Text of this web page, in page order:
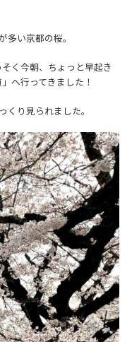
い京都の桜。
く今朝、ちょっと早起き
へ行ってきました！
り見られました。